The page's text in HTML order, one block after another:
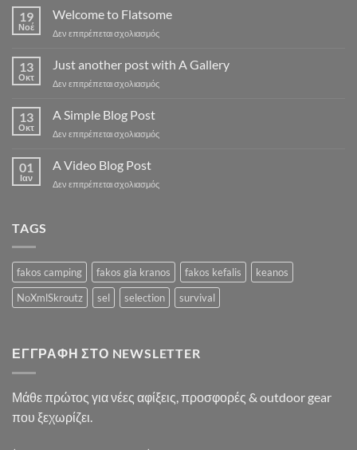
19
Νοέ
Welcome to Flatsome
Δεν επιτρέπεται σχολιασμόςστο
to
Flatsome
13
Οκτ
Just another post with A Gallery
Δεν επιτρέπεται σχολιασμόςστο
with
13
Οκτ
A Simple Blog Post
Δεν επιτρέπεται σχολιασμόςστο
Post
01
Ιαν
A Video Blog Post
Δεν επιτρέπεται σχολιασμόςστο
TAGS
fakos camping fakos gia kranos fakos kefalis
keanos
NoXmlSkroutz
sel selection survival
ΕΓΓΡΑΦΉ ΣΤΟ NEWSLETTER
Μάθε πρώτος για νέες αφίξεις, προσφορές & outdoor gear
που ξεχωρίζει.